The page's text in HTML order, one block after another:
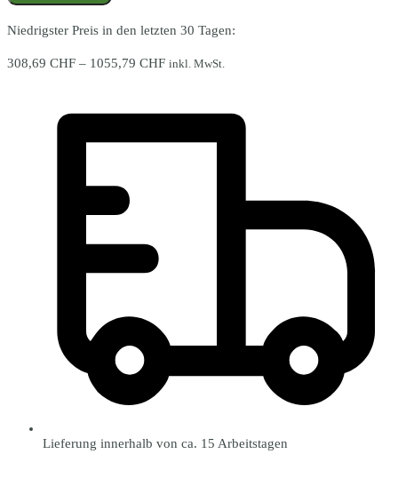
BEMOSS®
SWIRL
Niedrigster Preis in den letzten 30 Tagen:
308,69 CHF – 1055,79 CHFPreisspanne:
inkl. MwSt.
Lieferung innerhalb von ca. 15 Arbeitstagen